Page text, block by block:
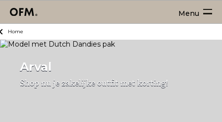
Menu
Home
Arval
Shop nu je zakelijke outfit met korting!